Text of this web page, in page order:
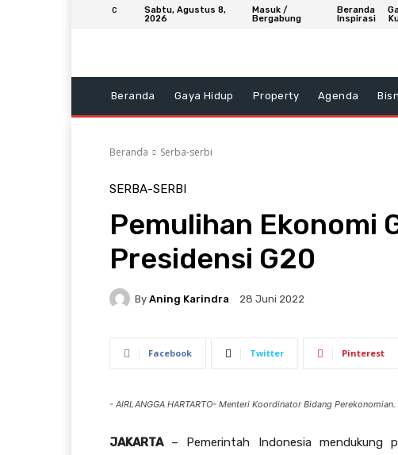
C
Sabtu, Agustus 8,
2026
Masuk /
Bergabung
Beranda
Inspirasi
Beranda Gaya Hidup Property Agenda
Beranda Serba-serbi
SERBA-SERBI
Pemulihan Ekonomi
Presidensi G20
By Aning Karindra 28 Juni 2022
Facebook Twitter Pinterest
- AIRLANGGA HARTARTO- Menteri Koordinator Bidang
JAKARTA– Pemerintah Indonesia mendukung